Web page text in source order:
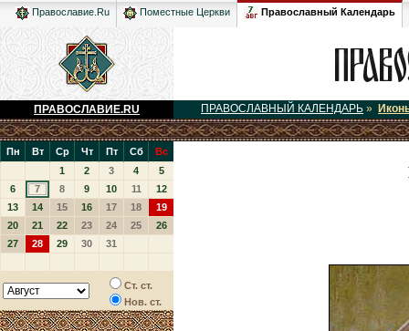
Православие.Ru Поместные Церкви Православный Календарь
ПРАВОСЛАВИЕ.RU ПРАВОСЛАВНЫЙ КАЛЕНДАРЬ »
Пн Вт Ср Чт Пт Сб
Вс
1
2 3 4
5
6
7 8 9 10 11
12
13
14 15 16 17 18
19
20
21 22 23 24 25
26
27
28 29 30 31
Ст. ст.
Нов. ст.